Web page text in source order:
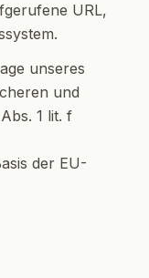
URL,
unseres
und
1 lit. f
der EU-